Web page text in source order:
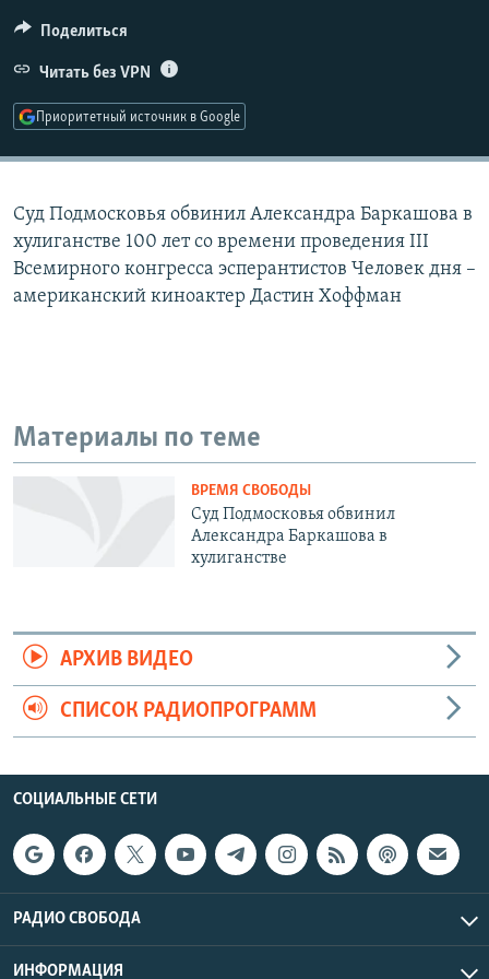
РАСПИСАНИЕ ВЕЩАНИЯ
ПОДПИШИТЕСЬ НА РАССЫЛКУ
СОЦИАЛЬНЫЕ СЕТИ
Все сайты РСЕ/РС
Поделиться
Читать без VPN
Приоритетный источник в Google
Суд Подмосковья обвинил Александра Баркашова в
хулиганстве 100 лет со времени проведения III
Всемирного конгресса эсперантистов Человек дня –
американский киноактер Дастин Хоффман
Материалы по теме
ВРЕМЯ СВОБОДЫ
Суд Подмосковья обвинил
Александра Баркашова в
хулиганстве
АРХИВ ВИДЕО
СПИСОК РАДИОПРОГРАММ
СОЦИАЛЬНЫЕ СЕТИ
РАДИО СВОБОДА
ИНФОРМАЦИЯ